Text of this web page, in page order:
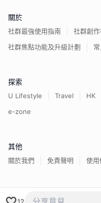
12
關於
社群最強使用指南
社群創
社群焦點功能及升級計劃
探索
U Lifestyle Travel HK
e-zone
其他
關於我們 免責聲明 使用
香港經濟日報版權所有©